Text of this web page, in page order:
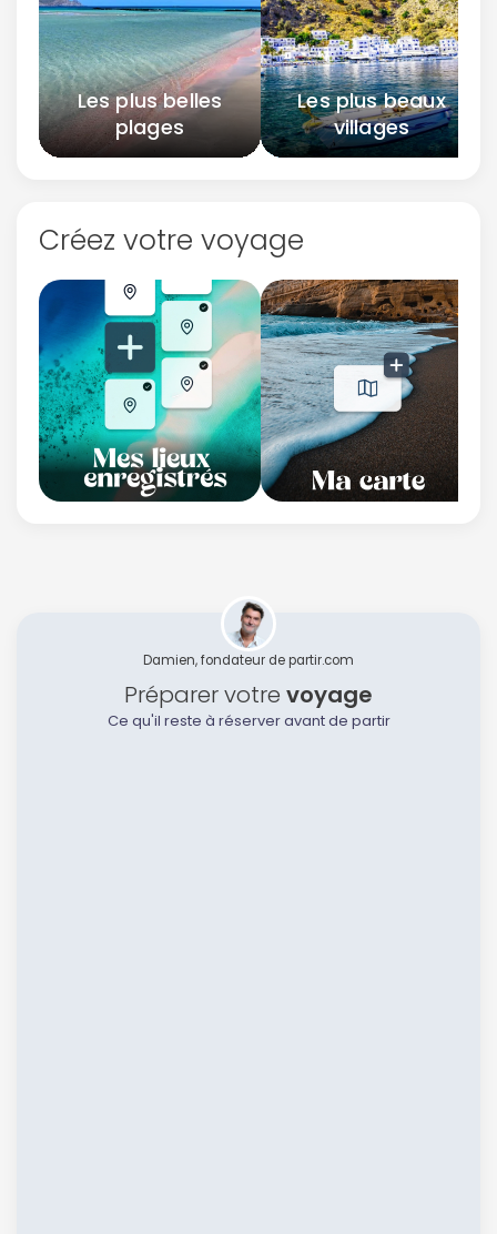
Les plus belles
plages
Les plus beaux
villages
Créez votre voyage
Damien, fondateur de partir.com
Préparer votre voyage
Ce qu'il reste à réserver avant de partir